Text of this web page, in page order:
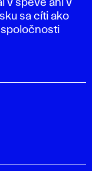
v speve ani v
sa cíti ako
spoločnosti